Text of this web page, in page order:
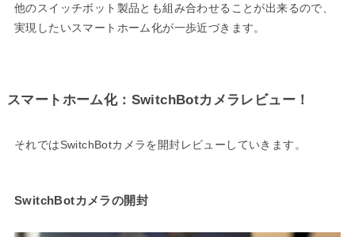
他のスイッチボット製品とも組み合わせることが出来るので、
実現したいスマートホーム化が一歩近づきます。
スマートホーム化：SwitchBotカメラレビュー！
それではSwitchBotカメラを開封レビューしていきます。
SwitchBotカメラの開封